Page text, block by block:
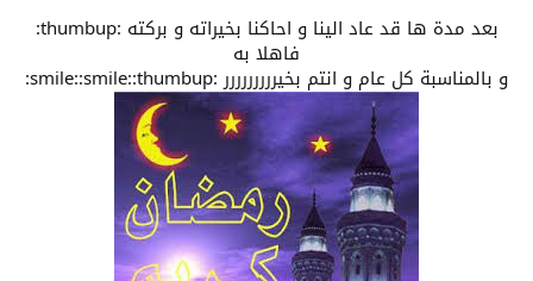
بعد مدة ها قد عاد الينا و احاكنا بخيراته و بركته :thumbup:
فاهلا به
و بالمناسبة كل عام و انتم بخيررررررررر :smile::smile::thumbup: